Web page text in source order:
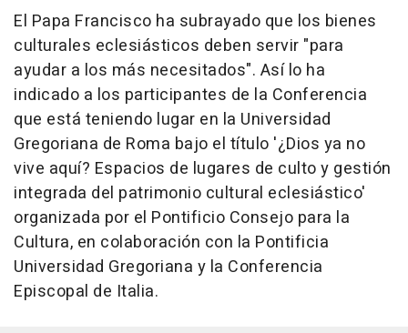
El Papa Francisco ha subrayado que los bienes
culturales eclesiásticos deben servir "para
ayudar a los más necesitados". Así lo ha
indicado a los participantes de la Conferencia
que está teniendo lugar en la Universidad
Gregoriana de Roma bajo el título '¿Dios ya no
vive aquí? Espacios de lugares de culto y gestión
integrada del patrimonio cultural eclesiástico'
organizada por el Pontificio Consejo para la
Cultura, en colaboración con la Pontificia
Universidad Gregoriana y la Conferencia
Episcopal de Italia.